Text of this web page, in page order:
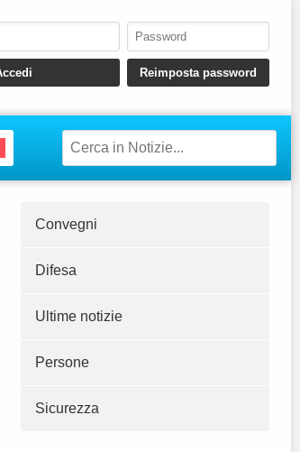
Convegni
Difesa
Ultime notizie
Persone
Sicurezza